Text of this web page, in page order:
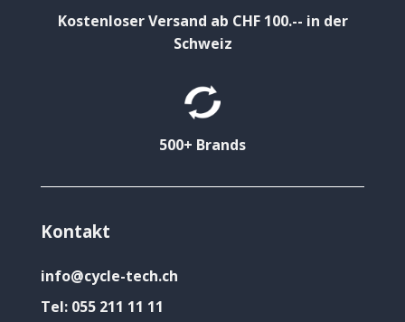
Kostenloser Versand ab CHF 100.-- in der
Schweiz
500+ Brands
Kontakt
info@cycle-tech.ch
Tel: 055 211 11 11